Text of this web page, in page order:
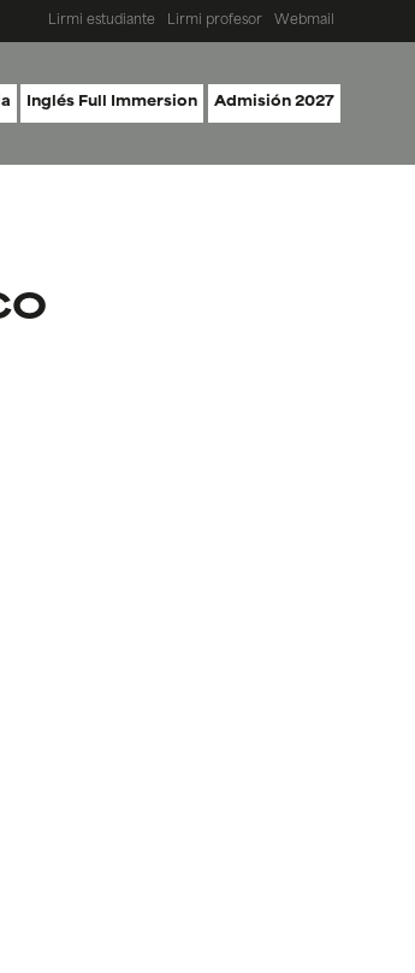
Lirmi estudiante Lirmi profesor Webmail
Inglés Full Immersion Admisión 2027